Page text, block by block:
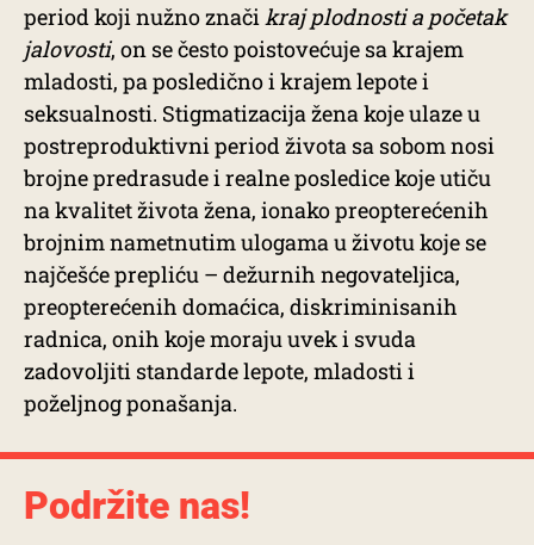
period koji nužno znači kraj plodnosti a početak
jalovosti, on se često poistovećuje sa krajem
mladosti, pa posledično i krajem lepote i
seksualnosti. Stigmatizacija žena koje ulaze u
postreproduktivni period života sa sobom nosi
brojne predrasude i realne posledice koje utiču
na kvalitet života žena, ionako preopterećenih
brojnim nametnutim ulogama u životu koje se
najčešće prepliću – dežurnih negovateljica,
preopterećenih domaćica, diskriminisanih
radnica, onih koje moraju uvek i svuda
zadovoljiti standarde lepote, mladosti i
poželjnog ponašanja.
Podržite nas!